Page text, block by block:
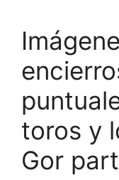
toros y
Gor